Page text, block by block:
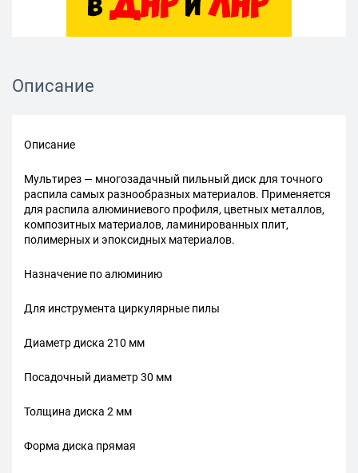
Описание
Описание
Мультирез — многозадачный пильный диск для точного
распила самых разнообразных материалов. Применяется
для распила алюминиевого профиля, цветных металлов,
композитных материалов, ламинированных плит,
полимерных и эпоксидных материалов.
Назначение по алюминию
Для инструмента циркулярные пилы
Диаметр диска 210 мм
Посадочный диаметр 30 мм
Толщина диска 2 мм
Форма диска прямая